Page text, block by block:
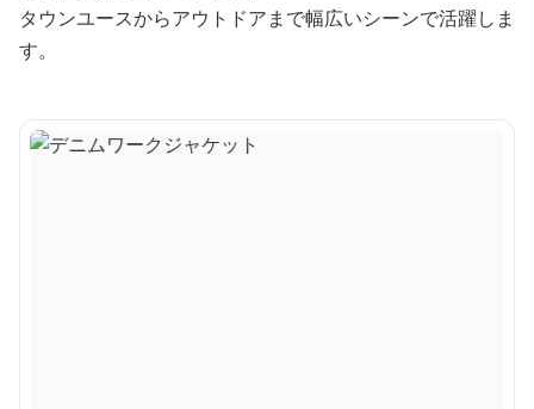
タウンユースからアウトドアまで幅広いシーンで活躍しま
す。